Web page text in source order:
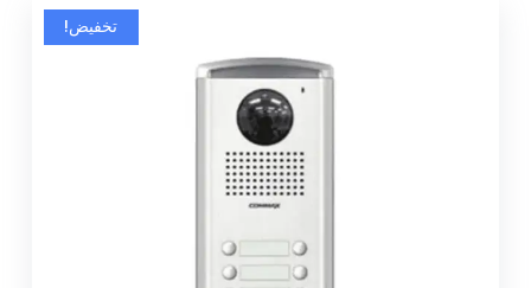
تخفيض!